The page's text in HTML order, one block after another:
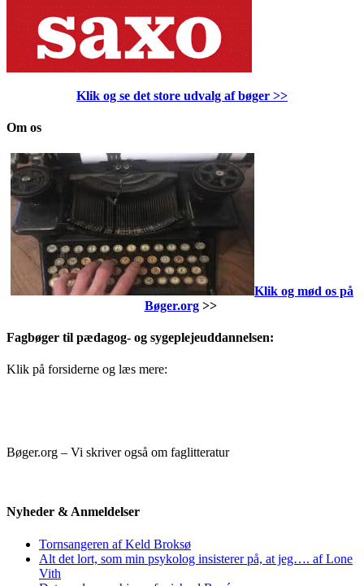
Klik og se det store udvalg af bøger >>
Om os
Klik og mød os på
Bøger.org>>
Fagbøger til pædagog- og sygeplejeuddannelsen:
Klik på forsiderne og læs mere:
Bøger.org – Vi skriver også om faglitteratur
Nyheder & Anmeldelser
Tornsangeren af Keld Broksø
Alt det lort, som min psykolog insisterer på, at jeg…. af Lone
Vith